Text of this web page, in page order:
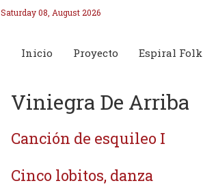
Saturday 08, August 2026
Inicio Proyecto Espiral Folk
Viniegra De Arriba
Canción de esquileo I
Cinco lobitos, danza